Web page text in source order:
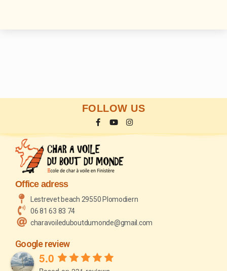
FOLLOW US
Office adress
Lestrevet beach 29550 Plomodiern
06 81 63 83 74
charavoileduboutdumonde@gmail.com
Google review
5.0